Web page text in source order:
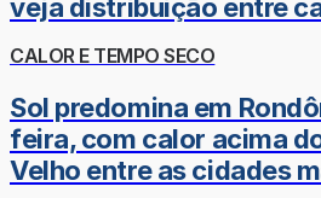
veja distribuição entre
CALOR E TEMPO SECO
Sol predomina em
feira, com calor acima
Velho entre as cidades